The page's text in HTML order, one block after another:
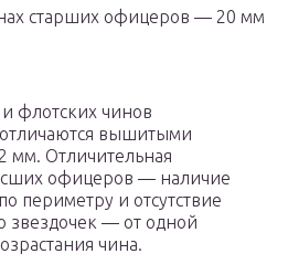
старших офицеров — 20 мм
флотских чинов
вышитыми
мм. Отличительная
офицеров — наличие
периметру и отсутствие
звездочек — от одной
чина.